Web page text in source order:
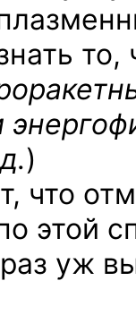
то,
)
что
этой
уж